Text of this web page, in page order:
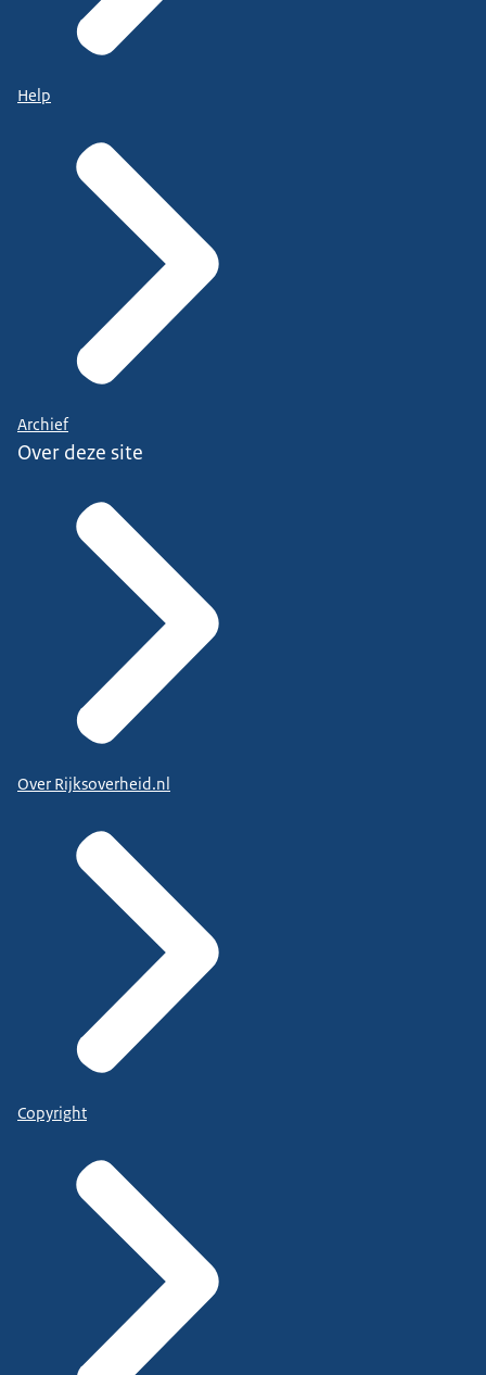
Help
Archief
Over deze site
Over Rijksoverheid.nl
Copyright